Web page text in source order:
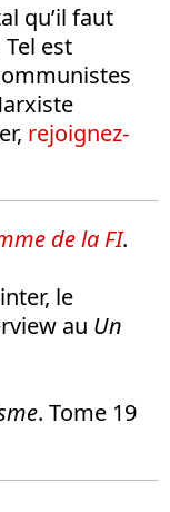
qu’il faut
est
rejoignez-
de la FI.
le
au Un
. Tome 19